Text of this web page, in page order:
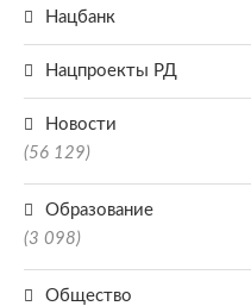
Нацбанк
Нацпроекты РД
Новости
(56 129)
Образование
(3 098)
Общество